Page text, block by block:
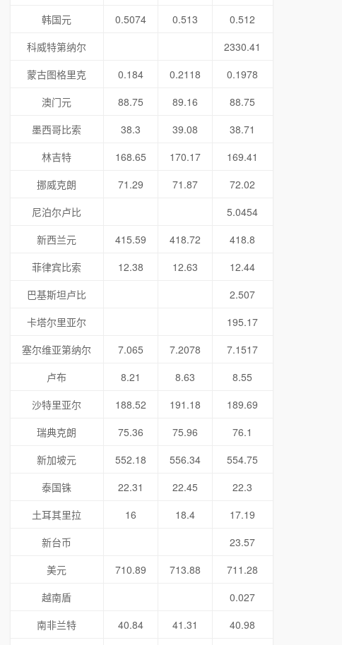
韩国元
0.5074 0.513
0.512
科威特第纳尔
2330.41
蒙古图格里克
0.184 0.2118
0.1978
澳门元
88.75 89.16
88.75
墨西哥比索
38.3 39.08
38.71
林吉特
168.65 170.17
169.41
挪威克朗
71.29 71.87
72.02
尼泊尔卢比
5.0454
新西兰元
415.59 418.72
418.8
菲律宾比索
12.38 12.63
12.44
巴基斯坦卢比
2.507
卡塔尔里亚尔
195.17
塞尔维亚第纳尔
7.065 7.2078
7.1517
卢布
8.21 8.63
8.55
沙特里亚尔
188.52 191.18
189.69
瑞典克朗
75.36 75.96
76.1
新加坡元
552.18 556.34
554.75
泰国铢
22.31 22.45
22.3
土耳其里拉
16 18.4
17.19
新台币
23.57
美元
710.89 713.88
711.28
越南盾
0.027
南非兰特
40.84 41.31 40.98